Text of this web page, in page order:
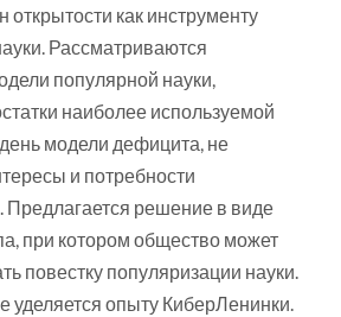
как инструменту
Рассматриваются
популярной науки,
наиболее используемой
модели дефицита, не
и потребности
Предлагается решение в виде
при котором общество может
повестку популяризации науки.
опыту КиберЛенинки.